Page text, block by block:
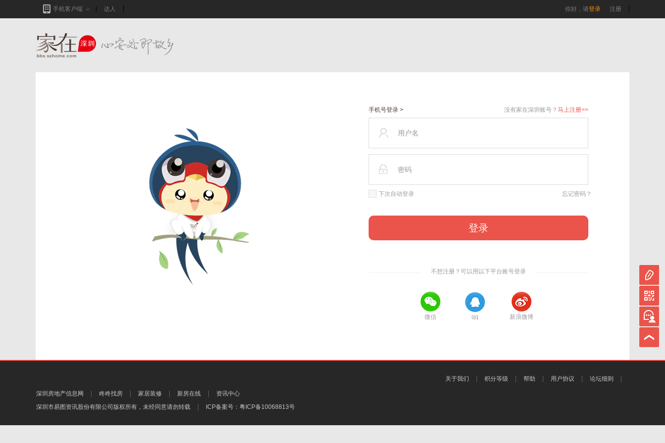
手机客户端 达人 你好，请登录 注册
手机号登录 > 没有家在深圳账号？ 马上注册>>
下次自动登录 忘记密码？
登录
不想注册？可以用以下平台账号登录
微信 qq 新浪微博
深圳房地产信息网 咚咚找房 家居装修 新房在线
资讯中心
深圳市易图资讯股份有限公司 版权所有，未经同意请勿转载 ICP备案号： 粤ICP备10068813号
关于我们 积分等级 帮助 用户协议 论坛细则